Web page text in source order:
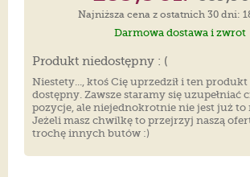
Najniższa cena z ostatnich 30 dni:
Darmowa dostawa i zwrot
Produkt niedostępny : (
Niestety..., ktoś Cię uprzedził i ten
dostępny. Zawsze staramy się uzupełniać
pozycje, ale niejednokrotnie nie jest już to
Jeżeli masz chwilkę to przejrzyj naszą
trochę innych butów :)